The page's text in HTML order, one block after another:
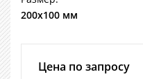
200х100 мм
Цена по запросу